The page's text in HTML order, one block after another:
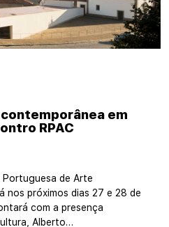
contemporânea em
RPAC
de Arte
nos próximos dias 27 e 28 de
com a presença
Alberto…